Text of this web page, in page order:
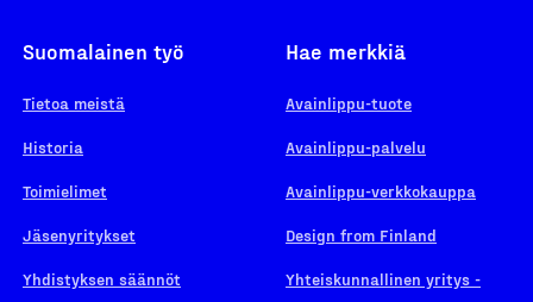
Suomalainen työ
Tietoa meistä
Historia
Toimielimet
Jäsenyritykset
Yhdistyksen säännöt
Hae merkkiä
Avainlippu-tuote
Avainlippu-palvelu
Avainlippu-verkkokauppa
Design from Finland
Yhteiskunnallinen yritys -